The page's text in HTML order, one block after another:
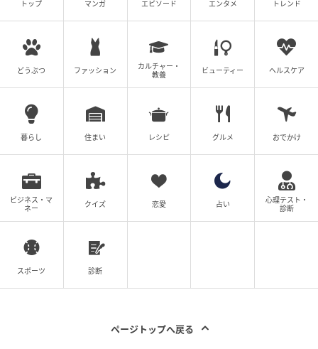
トップ マンガ エピソード エンタメ トレンド
どうぶつ ファッション
カルチャー・
教養
ビューティー ヘルスケア
暮らし 住まい レシピ グルメ おでかけ
ビジネス・マ
ネー
クイズ 恋愛 占い
心理テスト・
診断
スポーツ 診断
ページトップへ戻る